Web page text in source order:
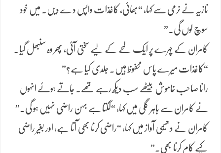
نازیہ نے نرمی سے کہا، “بھائی، کاغذات واپس دے دیں۔ میں خود
سوچ لوں گی۔”
کامران کے چہرے پر ایک لمحے کے لیے سختی آئی، پھر وہ سنبھل گیا۔
“کاغذات میرے پاس محفوظ ہیں۔ جلدی کیا ہے؟”
رانا صاحب خاموش بیٹھے سب دیکھ رہے تھے۔ جاتے ہوئے انہوں
نے کامران سے باہر گلی میں کہا، “لگتا ہے بہن راضی نہیں ہو گی۔”
کامران نے دھیمی آواز میں کہا، “راضی کرنا بھی آتا ہے، اور بغیر راضی
کیے کام کرنا بھی۔”